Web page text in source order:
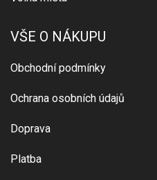
VŠE O NÁKUPU
Obchodní podmínky
Ochrana osobních údajů
Doprava
Platba